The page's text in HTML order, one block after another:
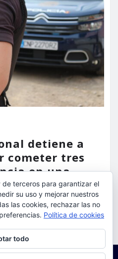
detiene a
cometer tres
en una
7, 2026
terceros para garantizar el
su uso y mejorar nuestros
las cookies, rechazar las no
Política de cookies
todo